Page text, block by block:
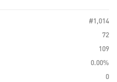
#1,014
72
109
0.00%
0